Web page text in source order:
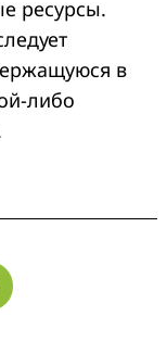
ресурсы.
в
либо